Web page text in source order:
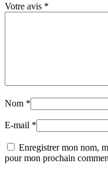
Votre avis *
Nom *
E-mail *
Enregistrer mon nom,
pour mon prochain